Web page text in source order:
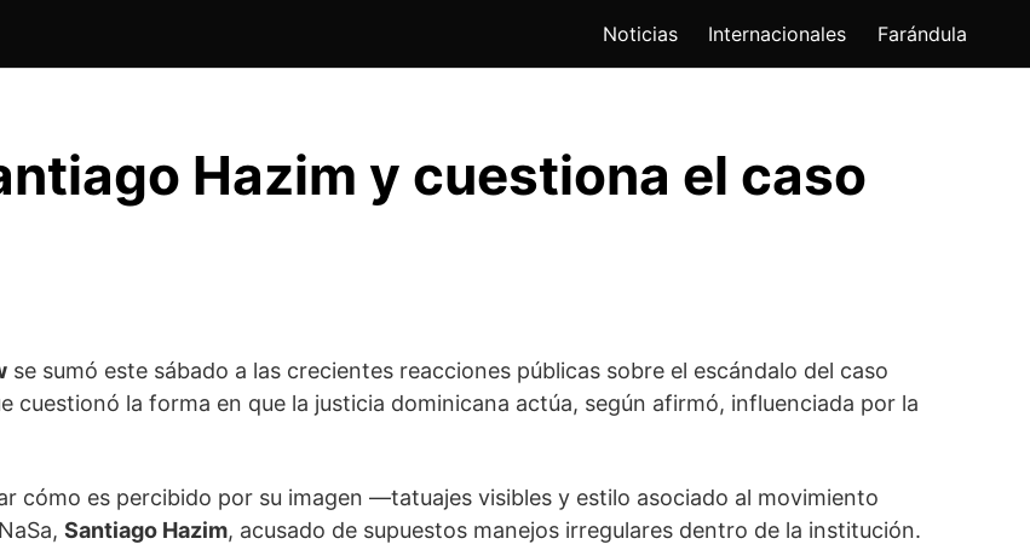
Noticias Internacionales Farándula
Hazim y cuestiona el caso
se sumó este sábado a las crecientes reacciones públicas sobre el escándalo del caso
cuestionó la forma en que la justicia dominicana actúa, según afirmó, influenciada por la
cómo es percibido por su imagen —tatuajes visibles y estilo asociado al movimiento
Santiago Hazim, acusado de supuestos manejos irregulares dentro de la institución.